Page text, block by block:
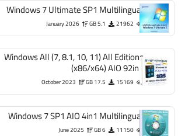
Windows 7 Ultimate SP1 Multilingual
21962
5.1 GB
January 2026
Windows All (7, 8.1, 10, 11) All Editions
(x86/x64) AIO 92in1
15169
17.5 GB
October 2023
Windows 7 SP1 AIO 4in1 Multilingual
11150
6 GB
June 2025